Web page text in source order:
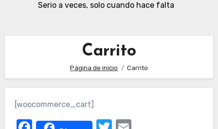
Serio a veces, solo cuando hace falta
Carrito
Página de inicio Carrito
[woocommerce_cart]